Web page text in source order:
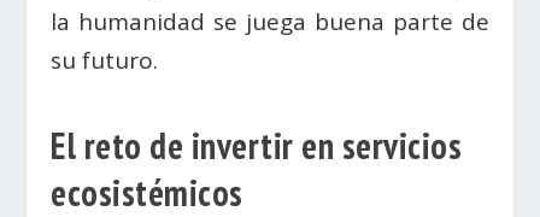
la humanidad se juega buena parte de
su futuro.
El reto de invertir en servicios
ecosistémicos